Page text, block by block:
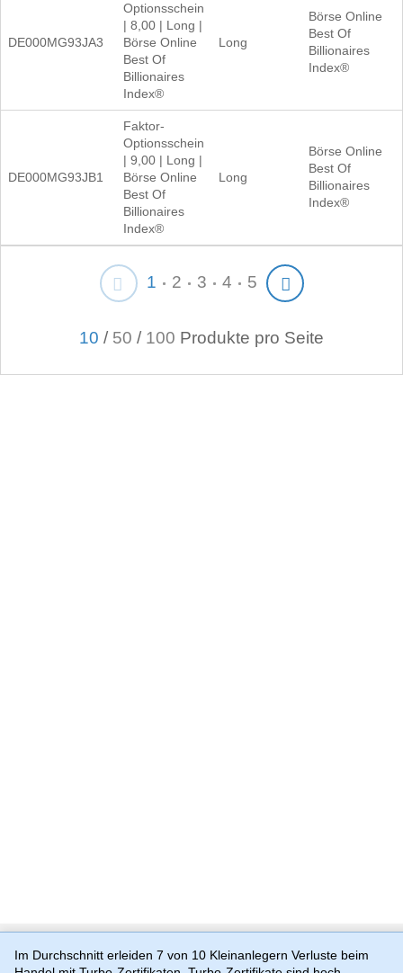
DE000MG93JA3
Optionsschein
| 8,00 | Long |
Börse Online
Best Of
Billionaires
Index®
Long
Börse Online
Best Of
Billionaires
Index®
DE000MG93JB1
Faktor-
Optionsschein
| 9,00 | Long |
Börse Online
Best Of
Billionaires
Index®
Long
Börse Online
Best Of
Billionaires
Index®
1 2 3 4 5
10 / 50 / 100 Produkte pro Seite
Im Durchschnitt erleiden 7 von 10 Kleinanlegern Verluste beim